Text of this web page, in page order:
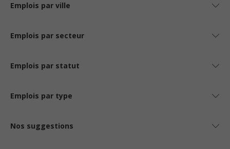
Emplois par ville
Emplois par secteur
Emplois par statut
Emplois par type
Nos suggestions